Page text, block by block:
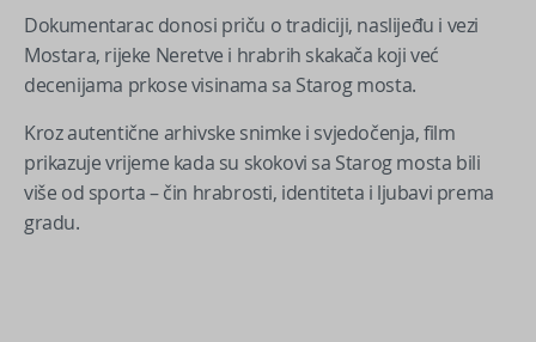
Dokumentarac donosi priču o tradiciji, naslijeđu i vezi
Mostara, rijeke Neretve i hrabrih skakača koji već
decenijama prkose visinama sa Starog mosta.
Kroz autentične arhivske snimke i svjedočenja, film
prikazuje vrijeme kada su skokovi sa Starog mosta bili
više od sporta – čin hrabrosti, identiteta i ljubavi prema
gradu.